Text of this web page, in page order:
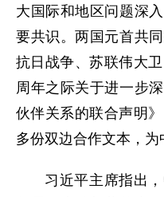
大国际和地区问题深
要共识。两国元首共
抗日战争、苏联伟大
周年之际关于进一步
伙伴关系的联合声明
多份双边合作文本，为
习近平主席指出